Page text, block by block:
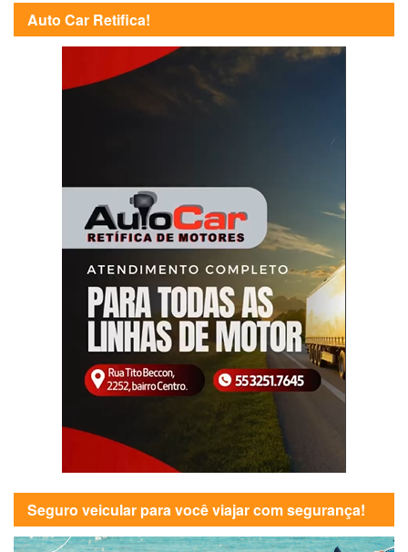
Auto Car Retifica!
Seguro veicular para você viajar com segurança!